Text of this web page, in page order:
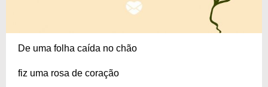
De uma folha caída no chão
fiz uma rosa de coração